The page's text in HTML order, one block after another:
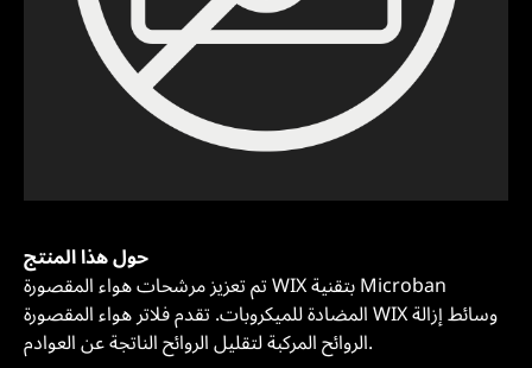
حول هذا المنتج
تم تعزيز مرشحات هواء المقصورة WIX بتقنية Microban
المضادة للميكروبات. تقدم فلاتر هواء المقصورة WIX وسائط إزالة
الروائح المركبة لتقليل الروائح الناتجة عن العوادم.